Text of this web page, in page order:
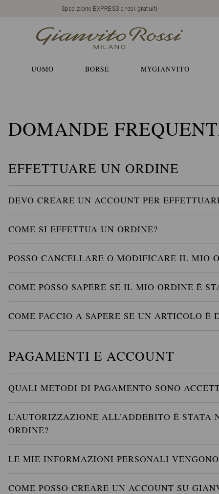
Spedizione EXPRESS e resi gratuiti
UOMO BORSE MYGIANVITO
DOMANDE
EFFETTUARE UN ORDINE
DEVO CREARE UN ACCOUNT PER
COME SI EFFETTUA UN ORDINE?
POSSO CANCELLARE O MODIFICARE IL MIO
COME POSSO SAPERE SE IL MIO ORDINE È
COME FACCIO A SAPERE SE UN ARTICOLO
PAGAMENTI E ACCOUNT
QUALI METODI DI PAGAMENTO SONO
L’AUTORIZZAZIONE ALL’ADDEBITO È STATA
ORDINE?
LE MIE INFORMAZIONI PERSONALI
COME POSSO CREARE UN ACCOUNT SU